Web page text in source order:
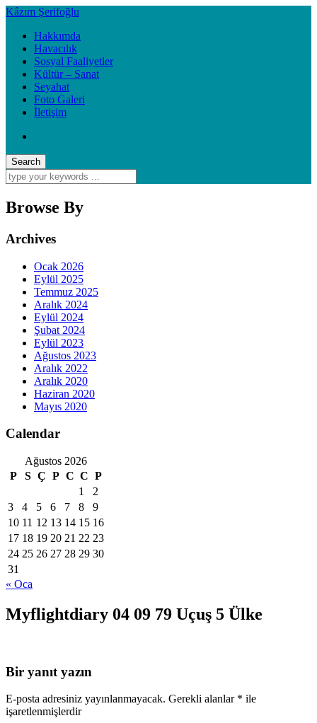
Kâzım Şerifoğlu
Hakkımda
Havacılık
Sosyal Faaliyetler
Kültür – Sanat
Seyahat
Foto Galeri
İletişim
Browse By
Archives
Ocak 2026
Eylül 2025
Temmuz 2025
Aralık 2024
Eylül 2024
Şubat 2024
Eylül 2023
Ağustos 2023
Aralık 2022
Aralık 2020
Haziran 2020
Mayıs 2020
Calendar
Ağustos 2026
P
S Ç P C C P
1
2
3
4 5 6 7 8
9
10 11 12 13 14 15 16
17 18 19 20 21 22 23
24 25 26 27 28 29 30
31
« Oca
Myflightdiary 04 09 79 Uçuş 5 Ülke
Bir yanıt yazın
E-posta adresiniz yayınlanmayacak. Gerekli alanlar * ile
işaretlenmişlerdir